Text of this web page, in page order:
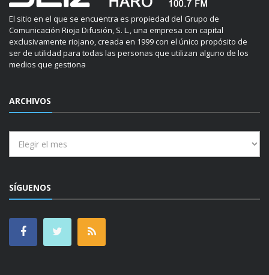
El sitio en el que se encuentra es propiedad del Grupo de
Comunicación Rioja Difusión, S. L., una empresa con capital
exclusivamente riojano, creada en 1999 con el único propósito de
ser de utilidad para todas las personas que utilizan alguno de los
medios que gestiona
ARCHIVOS
SÍGUENOS